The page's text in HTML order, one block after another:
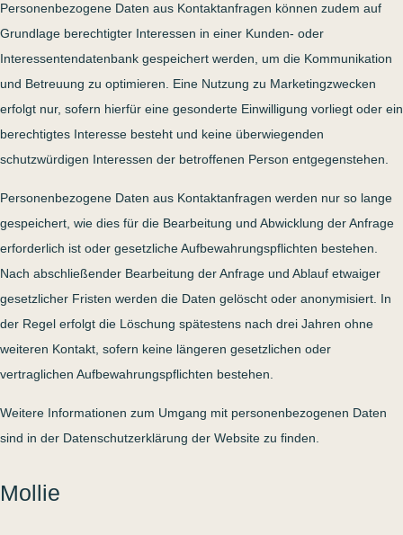
Personenbezogene Daten aus Kontaktanfragen können zudem auf
Grundlage berechtigter Interessen in einer Kunden- oder
Interessentendatenbank gespeichert werden, um die Kommunikation
und Betreuung zu optimieren. Eine Nutzung zu Marketingzwecken
erfolgt nur, sofern hierfür eine gesonderte Einwilligung vorliegt oder ein
berechtigtes Interesse besteht und keine überwiegenden
schutzwürdigen Interessen der betroffenen Person entgegenstehen.
Personenbezogene Daten aus Kontaktanfragen werden nur so lange
gespeichert, wie dies für die Bearbeitung und Abwicklung der Anfrage
erforderlich ist oder gesetzliche Aufbewahrungspflichten bestehen.
Nach abschließender Bearbeitung der Anfrage und Ablauf etwaiger
gesetzlicher Fristen werden die Daten gelöscht oder anonymisiert. In
der Regel erfolgt die Löschung spätestens nach drei Jahren ohne
weiteren Kontakt, sofern keine längeren gesetzlichen oder
vertraglichen Aufbewahrungspflichten bestehen.
Weitere Informationen zum Umgang mit personenbezogenen Daten
sind in der Datenschutzerklärung der Website zu finden.
Mollie